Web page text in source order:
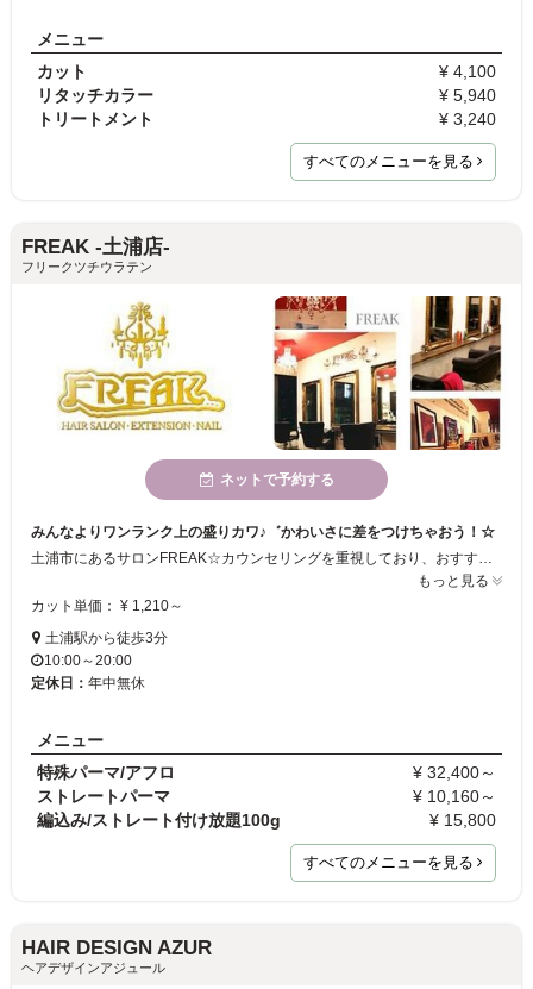
メニュー
カット
¥ 4,100
リタッチカラー
¥ 5,940
トリートメント
¥ 3,240
すべてのメニューを見る
FREAK -土浦店-
フリークツチウラテン
ネットで予約する
みんなよりワンランク上の盛りカワ♪゛かわいさに差をつけちゃおう！☆
土浦市にあるサロンFREAK☆カウンセリングを重視しており、おすすめのヘアスタイルにします。エクステ、スパイラル・ツイストなどハードなパーマ。ブラックヘアなど派手かわヘアメニューも多数あり☆ネイル、メイクアップ、着付け等も行っておりますので、盛りかわトータルコーデで周りと差をつけちゃいましょう☆スタッフ一同心よりご来店をおまちしております☆
もっと見る
カット単価： ¥ 1,210～
土浦駅から徒歩3分
10:00～20:00
定休日： 年中無休
メニュー
特殊パーマ/アフロ
¥ 32,400～
ストレートパーマ
¥ 10,160～
編込み/ストレート付け放題100g
¥ 15,800
すべてのメニューを見る
HAIR DESIGN AZUR
ヘアデザインアジュール